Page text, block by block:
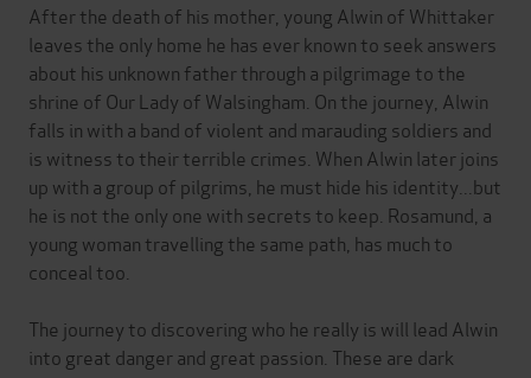
After the death of his mother, young Alwin of Whittaker
leaves the only home he has ever known to seek answers
about his unknown father through a pilgrimage to the
shrine of Our Lady of Walsingham. On the journey, Alwin
falls in with a band of violent and marauding soldiers and
is witness to their terrible crimes. When Alwin later joins
up with a group of pilgrims, he must hide his identity...but
he is not the only one with secrets to keep. Rosamund, a
young woman travelling the same path, has much to
conceal too.
The journey to discovering who he really is will lead Alwin
into great danger and great passion. These are dark